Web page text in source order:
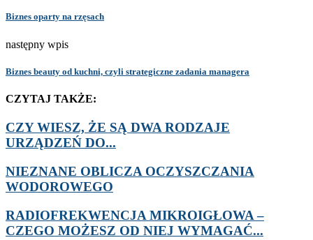
Biznes oparty na rzęsach
następny wpis
Biznes beauty od kuchni, czyli strategiczne zadania managera
CZYTAJ TAKŻE:
CZY WIESZ, ŻE SĄ DWA RODZAJE
URZĄDZEŃ DO...
NIEZNANE OBLICZA OCZYSZCZANIA
WODOROWEGO
RADIOFREKWENCJA MIKROIGŁOWA –
CZEGO MOŻESZ OD NIEJ WYMAGAĆ...